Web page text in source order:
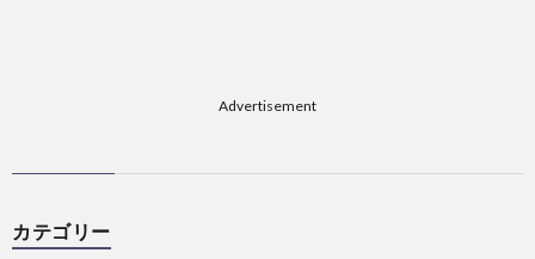
Advertisement
カテゴリー